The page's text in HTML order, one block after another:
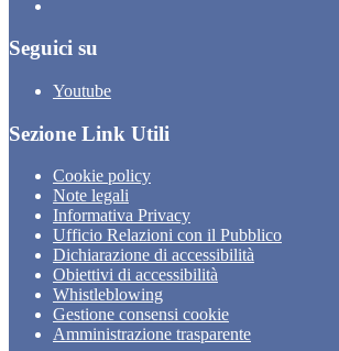
Seguici su
Youtube
Sezione Link Utili
Cookie policy
Note legali
Informativa Privacy
Ufficio Relazioni con il Pubblico
Dichiarazione di accessibilità
Obiettivi di accessibilità
Whistleblowing
Gestione consensi cookie
Amministrazione trasparente